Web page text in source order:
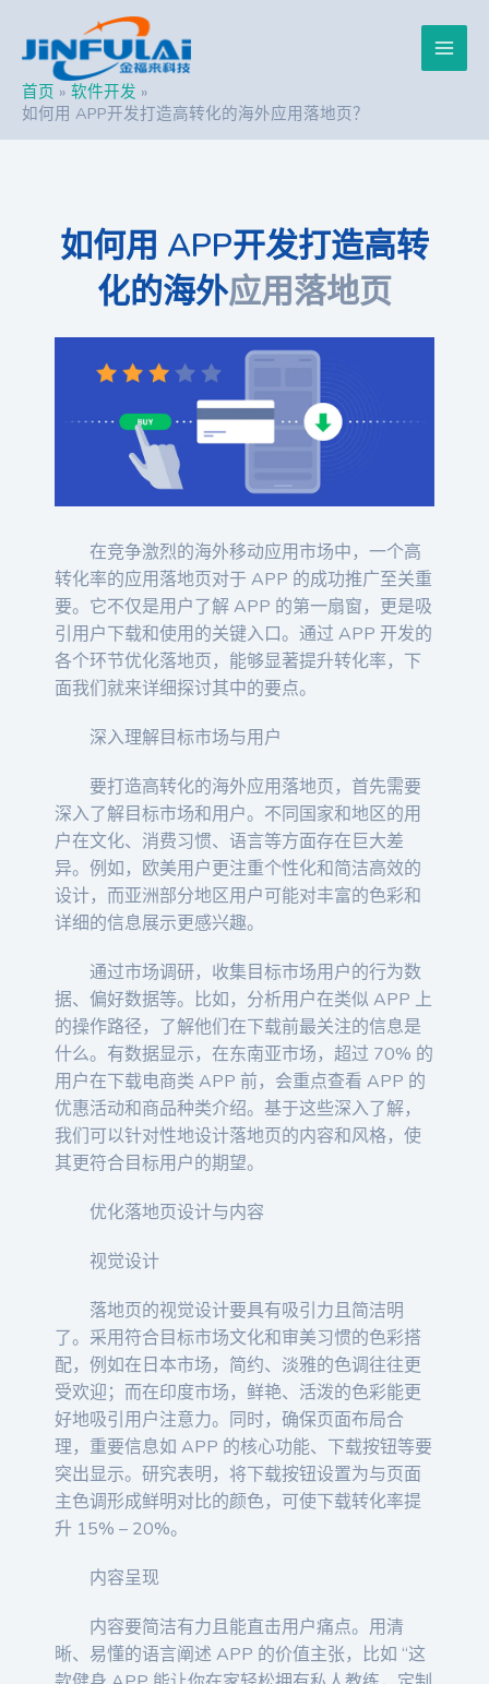
Main
首页
软件开发
如何用 APP开发打造高转化的海外应用落地页？
如何用 APP开发打造高转
化的海外应用落地页
在竞争激烈的海外移动应用市场中，一个高
转化率的应用落地页对于 APP 的成功推广至关重
要。它不仅是用户了解 APP 的第一扇窗，更是吸
引用户下载和使用的关键入口。通过 APP 开发的
各个环节优化落地页，能够显著提升转化率，下
面我们就来详细探讨其中的要点。
深入理解目标市场与用户
要打造高转化的海外应用落地页，首先需要
深入了解目标市场和用户。不同国家和地区的用
户在文化、消费习惯、语言等方面存在巨大差
异。例如，欧美用户更注重个性化和简洁高效的
设计，而亚洲部分地区用户可能对丰富的色彩和
详细的信息展示更感兴趣。
通过市场调研，收集目标市场用户的行为数
据、偏好数据等。比如，分析用户在类似 APP 上
的操作路径，了解他们在下载前最关注的信息是
什么。有数据显示，在东南亚市场，超过 70% 的
用户在下载电商类 APP 前，会重点查看 APP 的
优惠活动和商品种类介绍。基于这些深入了解，
我们可以针对性地设计落地页的内容和风格，使
其更符合目标用户的期望。
优化落地页设计与内容
视觉设计
落地页的视觉设计要具有吸引力且简洁明
了。采用符合目标市场文化和审美习惯的色彩搭
配，例如在日本市场，简约、淡雅的色调往往更
受欢迎；而在印度市场，鲜艳、活泼的色彩能更
好地吸引用户注意力。同时，确保页面布局合
理，重要信息如 APP 的核心功能、下载按钮等要
突出显示。研究表明，将下载按钮设置为与页面
主色调形成鲜明对比的颜色，可使下载转化率提
升 15% – 20%。
内容呈现
内容要简洁有力且能直击用户痛点。用清
晰、易懂的语言阐述 APP 的价值主张，比如 “这
navigation